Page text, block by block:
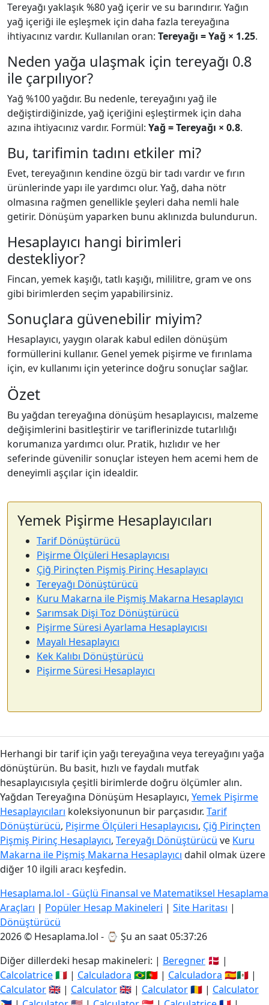
Tereyağı yaklaşık %80 yağ içerir ve su barındırır. Yağın
yağ içeriği ile eşleşmek için daha fazla tereyağına
ihtiyacınız vardır. Kullanılan oran: Tereyağı = Yağ × 1.25.
Neden yağa ulaşmak için tereyağı 0.8
ile çarpılıyor?
Yağ %100 yağdır. Bu nedenle, tereyağını yağ ile
değiştirdiğinizde, yağ içeriğini eşleştirmek için daha
azına ihtiyacınız vardır. Formül: Yağ = Tereyağı × 0.8.
Bu, tarifimin tadını etkiler mi?
Evet, tereyağının kendine özgü bir tadı vardır ve fırın
ürünlerinde yapı ile yardımcı olur. Yağ, daha nötr
olmasına rağmen genellikle şeyleri daha nemli hale
getirir. Dönüşüm yaparken bunu aklınızda bulundurun.
Hesaplayıcı hangi birimleri
destekliyor?
Fincan, yemek kaşığı, tatlı kaşığı, mililitre, gram ve ons
gibi birimlerden seçim yapabilirsiniz.
Sonuçlara güvenebilir miyim?
Hesaplayıcı, yaygın olarak kabul edilen dönüşüm
formüllerini kullanır. Genel yemek pişirme ve fırınlama
için, ev kullanımı için yeterince doğru sonuçlar sağlar.
Özet
Bu yağdan tereyağına dönüşüm hesaplayıcısı, malzeme
değişimlerini basitleştirir ve tariflerinizde tutarlılığı
korumanıza yardımcı olur. Pratik, hızlıdır ve her
seferinde güvenilir sonuçlar isteyen hem acemi hem de
deneyimli aşçılar için idealdir.
Yemek Pişirme Hesaplayıcıları
Tarif Dönüştürücü
Pişirme Ölçüleri Hesaplayıcısı
Çiğ Pirinçten Pişmiş Pirinç Hesaplayıcı
Tereyağı Dönüştürücü
Kuru Makarna ile Pişmiş Makarna Hesaplayıcı
Sarımsak Dişi Toz Dönüştürücü
Pişirme Süresi Ayarlama Hesaplayıcısı
Mayalı Hesaplayıcı
Kek Kalıbı Dönüştürücü
Pişirme Süresi Hesaplayıcı
Herhangi bir tarif için yağı tereyağına veya tereyağını yağa
dönüştürün. Bu basit, hızlı ve faydalı mutfak
hesaplayıcısıyla çeşitli birimlerde doğru ölçümler alın.
Yağdan Tereyağına Dönüşüm Hesaplayıcı, Yemek Pişirme
Hesaplayıcıları koleksiyonunun bir parçasıdır. Tarif
Dönüştürücü, Pişirme Ölçüleri Hesaplayıcısı, Çiğ Pirinçten
Pişmiş Pirinç Hesaplayıcı, Tereyağı Dönüştürücü ve Kuru
Makarna ile Pişmiş Makarna Hesaplayıcı dahil olmak üzere
diğer 10 ilgili aracı keşfedin.
Hesaplama.lol - Güçlü Finansal ve Matematiksel Hesaplama
Araçları | Popüler Hesap Makineleri | Site Haritası |
Dönüştürücü
2026 © Hesaplama.lol - ⌚ Şu an saat 05:37:26
Diğer dillerdeki hesap makineleri: | Beregner 🇩🇰 |
Calcolatrice🇮🇹 | Calculadora 🇧🇷🇵🇹 | Calculadora 🇪🇸🇲🇽 |
Calculator🇬🇧 | Calculator🇬🇧 | Calculator🇷🇴 | Calculator